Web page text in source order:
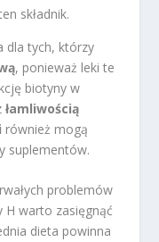
składnik.
dla tych, którzy
, ponieważ leki te
biotyny w
łamliwością
również mogą
suplementów.
problemów
H warto zasięgnąć
dieta powinna